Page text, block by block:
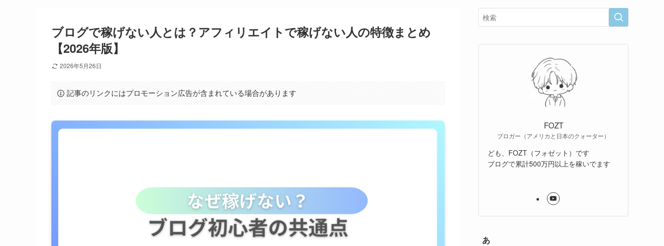
ブログで稼げない人とは？アフィリエイトで稼げない人の特徴まとめ
【2026年版】
2026年5月26日
記事のリンクにはプロモーション広告が含まれている場合があります
FOZT
ブロガー（アメリカと日本のクォーター）
ども、FOZT（フォゼット）です
ブログで累計500万円以上を稼いでます
あ